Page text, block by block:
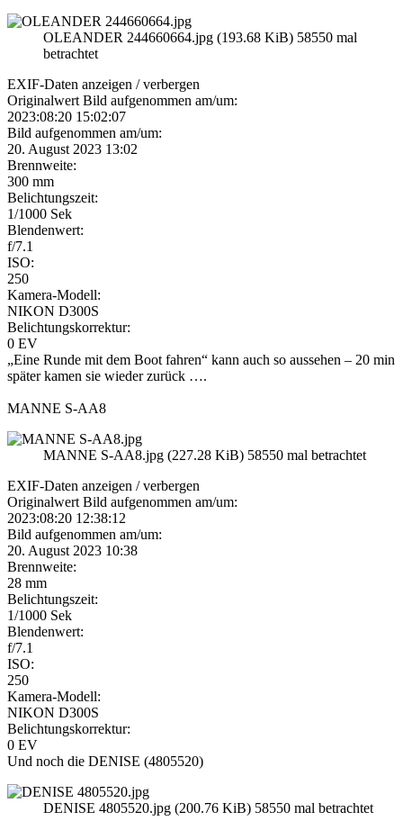
OLEANDER 244660664.jpg (193.68 KiB) 58550 mal
betrachtet
EXIF-Daten anzeigen / verbergen
Originalwert Bild aufgenommen am/um:
2023:08:20 15:02:07
Bild aufgenommen am/um:
20. August 2023 13:02
Brennweite:
300 mm
Belichtungszeit:
1/1000 Sek
Blendenwert:
f/7.1
ISO:
250
Kamera-Modell:
NIKON D300S
Belichtungskorrektur:
0 EV
„Eine Runde mit dem Boot fahren“ kann auch so aussehen – 20 min
später kamen sie wieder zurück ….
MANNE S-AA8
MANNE S-AA8.jpg (227.28 KiB) 58550 mal betrachtet
EXIF-Daten anzeigen / verbergen
Originalwert Bild aufgenommen am/um:
2023:08:20 12:38:12
Bild aufgenommen am/um:
20. August 2023 10:38
Brennweite:
28 mm
Belichtungszeit:
1/1000 Sek
Blendenwert:
f/7.1
ISO:
250
Kamera-Modell:
NIKON D300S
Belichtungskorrektur:
0 EV
Und noch die DENISE (4805520)
DENISE 4805520.jpg (200.76 KiB) 58550 mal betrachtet